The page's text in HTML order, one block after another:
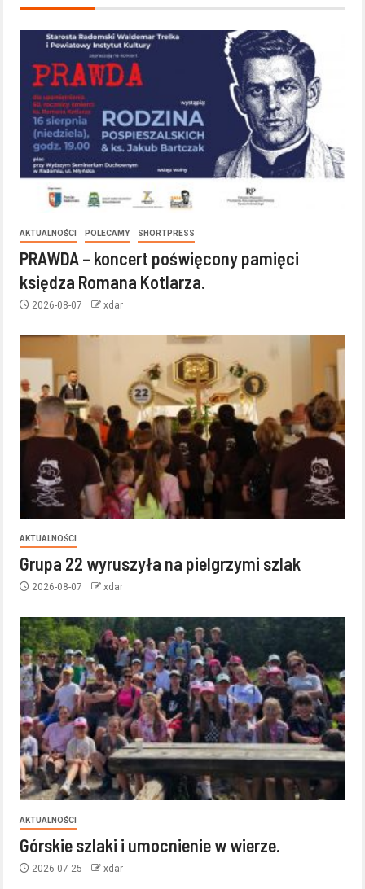
AKTUALNOŚCI POLECAMY SHORTPRESS
PRAWDA – koncert poświęcony pamięci
księdza Romana Kotlarza.
2026-08-07 xdar
AKTUALNOŚCI
Grupa 22 wyruszyła na pielgrzymi szlak
2026-08-07 xdar
AKTUALNOŚCI
Górskie szlaki i umocnienie w wierze.
2026-07-25 xdar